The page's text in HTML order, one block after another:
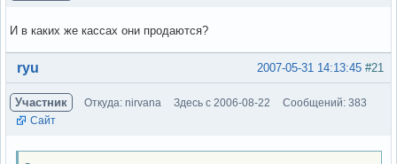
И в каких же кассах они продаются?
Вне форума #21
2007-05-31 14:13:45
ryu
Участник Откуда: nirvana Здесь с 2006-08-22
Сообщений: 383
Сайт